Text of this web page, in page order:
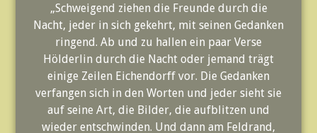
„Schweigend ziehen die Freunde durch die
Nacht, jeder in sich gekehrt, mit seinen Gedanken
ringend. Ab und zu hallen ein paar Verse
Hölderlin durch die Nacht oder jemand trägt
einige Zeilen Eichendorff vor. Die Gedanken
verfangen sich in den Worten und jeder sieht sie
auf seine Art, die Bilder, die aufblitzen und
wieder entschwinden. Und dann am Feldrand,